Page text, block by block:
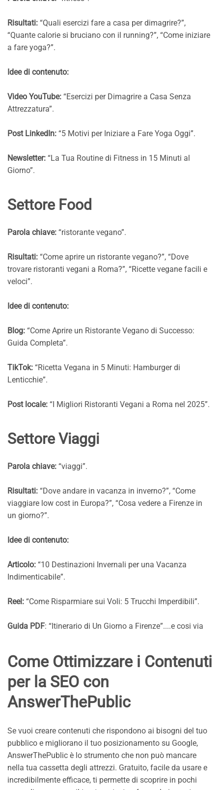
Risultati: “Quali esercizi fare a casa per dimagrire?”,
“Quante calorie si bruciano con il running?”, “Come iniziare
a fare yoga?”.
Idee di contenuto:
Video YouTube: “Esercizi per Dimagrire a Casa Senza
Attrezzatura”.
Post LinkedIn: “5 Motivi per Iniziare a Fare Yoga Oggi”.
Newsletter: “La Tua Routine di Fitness in 15 Minuti al
Giorno”.
Settore Food
Parola chiave: “ristorante vegano”.
Risultati: “Come aprire un ristorante vegano?”, “Dove
trovare ristoranti vegani a Roma?”, “Ricette vegane facili e
veloci”.
Idee di contenuto:
Blog: “Come Aprire un Ristorante Vegano di Successo:
Guida Completa”.
TikTok: “Ricetta Vegana in 5 Minuti: Hamburger di
Lenticchie”.
Post locale: “I Migliori Ristoranti Vegani a Roma nel 2025”.
Settore Viaggi
Parola chiave: “viaggi”.
Risultati: “Dove andare in vacanza in inverno?”, “Come
viaggiare low cost in Europa?”, “Cosa vedere a Firenze in
un giorno?”.
Idee di contenuto:
Articolo: “10 Destinazioni Invernali per una Vacanza
Indimenticabile”.
Reel: “Come Risparmiare sui Voli: 5 Trucchi Imperdibili”.
Guida PDF: “Itinerario di Un Giorno a Firenze”....e cosi via
Come Ottimizzare i Contenuti
per la SEO con
AnswerThePublic
Se vuoi creare contenuti che rispondono ai bisogni del tuo
pubblico e migliorano il tuo posizionamento su Google,
AnswerThePublic è lo strumento che non può mancare
nella tua cassetta degli attrezzi. Gratuito, facile da usare e
incredibilmente efficace, ti permette di scoprire in pochi